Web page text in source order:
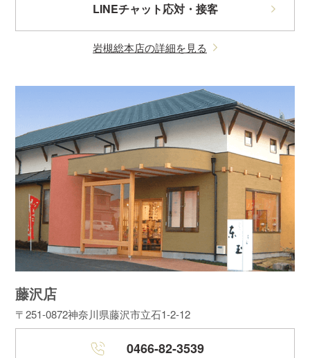
LINEチャット応対・接客
岩槻総本店の詳細を見る
藤沢店
〒251-0872神奈川県藤沢市立石1-2-12
0466-82-3539